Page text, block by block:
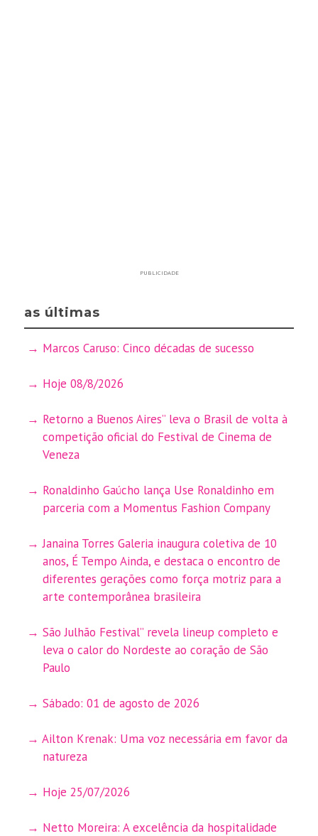
PUBLICIDADE
as últimas
Marcos Caruso: Cinco décadas de sucesso
Hoje 08/8/2026
Retorno a Buenos Aires” leva o Brasil de volta à
competição oficial do Festival de Cinema de
Veneza
Ronaldinho Gaúcho lança Use Ronaldinho em
parceria com a Momentus Fashion Company
Janaina Torres Galeria inaugura coletiva de 10
anos, É Tempo Ainda, e destaca o encontro de
diferentes gerações como força motriz para a
arte contemporânea brasileira
São Julhão Festival” revela lineup completo e
leva o calor do Nordeste ao coração de São
Paulo
Sábado: 01 de agosto de 2026
Ailton Krenak: Uma voz necessária em favor da
natureza
Hoje 25/07/2026
Netto Moreira: A excelência da hospitalidade